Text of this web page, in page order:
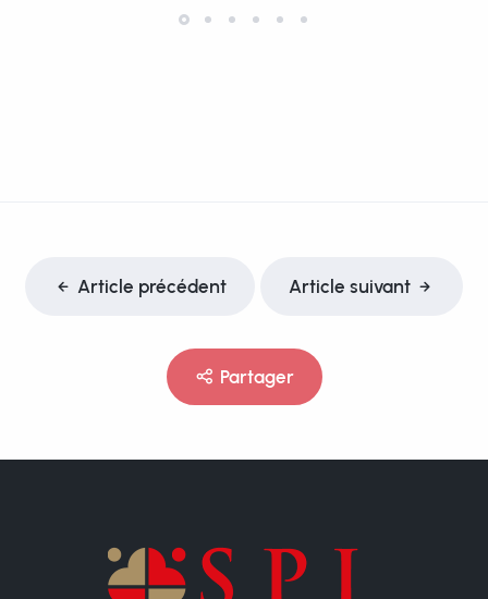
Article précédent Article suivant
Partager